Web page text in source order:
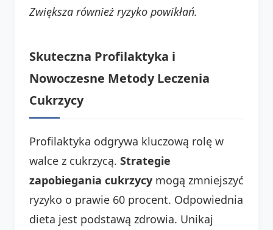
Zwiększa również ryzyko powikłań.
Skuteczna Profilaktyka i
Nowoczesne Metody Leczenia
Cukrzycy
Profilaktyka odgrywa kluczową rolę w
walce z cukrzycą. Strategie
zapobiegania cukrzycy mogą zmniejszyć
ryzyko o prawie 60 procent. Odpowiednia
dieta jest podstawą zdrowia. Unikaj